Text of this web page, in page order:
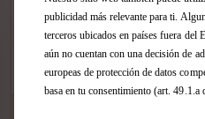
VER ESTE
publicidad más relevante para ti.
terceros ubicados en países fuera del
aún no cuentan con una decisión de
europeas de protección de datos
basa en tu consentimiento (art. 49.1.a